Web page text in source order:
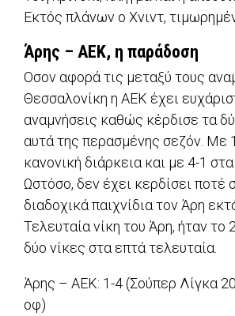
Εκτός πλάνων ο Χνιντ,
Άρης – ΑΕΚ, η παράδοση
Οσον αφορά τις μεταξύ τους
Θεσσαλονίκη η ΑΕΚ έχει
αναμνήσεις καθώς κέρδισε τα
αυτά της περασμένης σεζόν. Με
κανονική διάρκεια και με 4-1
Ωστόσο, δεν έχει κερδίσει ποτέ
διαδοχικά παιχνίδια τον Άρη
Τελευταία νίκη του Άρη, ήταν το
δύο νίκες στα επτά τελευταία.
Άρης – ΑΕΚ: 1-4 (Σούπερ Λίγκα
οφ)